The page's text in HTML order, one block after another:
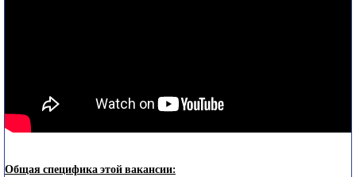
Общая специфика этой вакансии: